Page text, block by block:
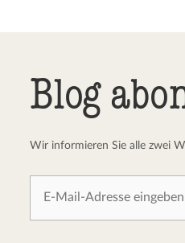
Blog
Wir informieren Sie alle zwei